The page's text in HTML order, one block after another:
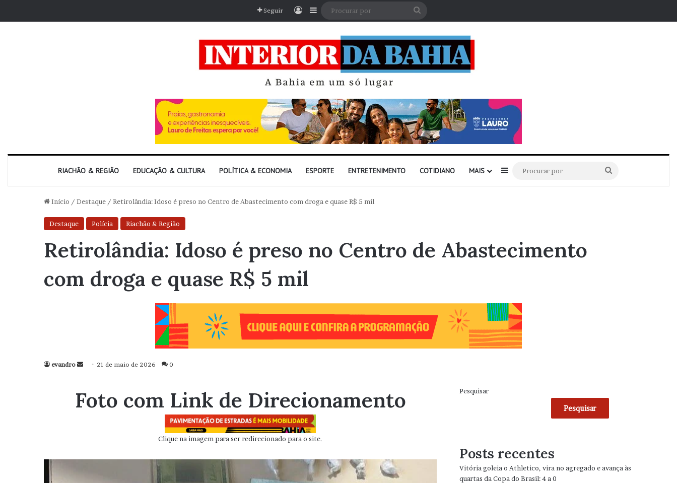
Seguir EntrarBarra Lateral
RIACHÃO & REGIÃO EDUCAÇÃO & CULTURA POLÍTICA & ECONOMIA ESPORTE ENTRETENIMENTO COTIDIANO MAIS Barra Lateral
por
Início / Destaque / Retirolândia: Idoso é preso no Centro de Abastecimento com droga e quase R$ 5 mil
Destaque Polícia Riachão & Região
Retirolândia: Idoso é preso no Centro de Abastecimento
com droga e quase R$ 5 mil
evandro
Mande
mail
21 de maio de 2026 0
Foto com Link de Direcionamento
Clique na imagem para ser redirecionado para o site.
Pesquisar
Pesquisar
Posts recentes
Vitória goleia o Athletico, vira no agregado e avança às
quartas da Copa do Brasil: 4 a 0